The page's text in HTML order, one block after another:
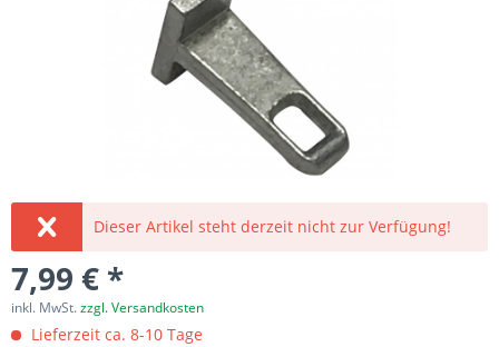
Dieser Artikel steht derzeit nicht zur Verfügung!
7,99 € *
inkl. MwSt.zzgl. Versandkosten
Lieferzeit ca. 8-10 Tage